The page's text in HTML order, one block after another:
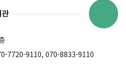
관
7720-9110, 070-8833-9110